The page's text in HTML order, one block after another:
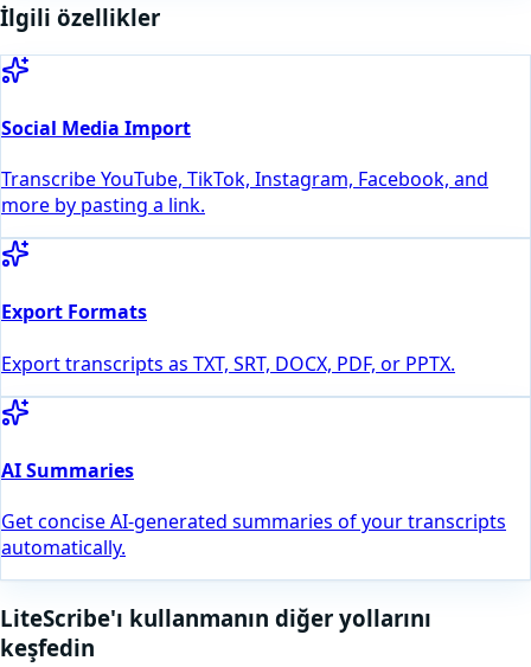
İlgili özellikler
Social Media Import
Transcribe YouTube, TikTok, Instagram, Facebook, and
more by pasting a link.
Export Formats
Export transcripts as TXT, SRT, DOCX, PDF, or PPTX.
AI Summaries
Get concise AI-generated summaries of your transcripts
automatically.
LiteScribe'ı kullanmanın diğer yollarını
keşfedin